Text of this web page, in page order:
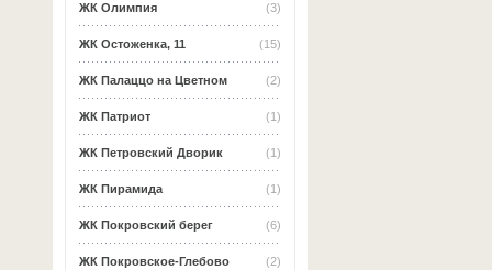
(3)
ЖК Олимпия
(15)
ЖК Остоженка, 11
(2)
ЖК Палаццо на Цветном
(1)
ЖК Патриот
(1)
ЖК Петровский Дворик
(1)
ЖК Пирамида
(6)
ЖК Покровский берег
(2)
ЖК Покровское-Глебово